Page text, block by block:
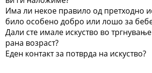
Има ли некое правило од претходно
било особено добро или лошо за
Дали сте имале искуство во
рана возраст?
Еден контакт за потврда на искуство?